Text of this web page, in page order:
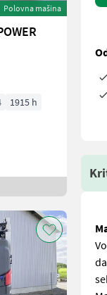
Polovna mašina
1915 h